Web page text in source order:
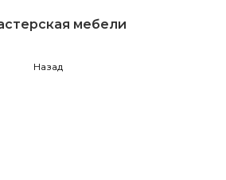
мебели
Назад